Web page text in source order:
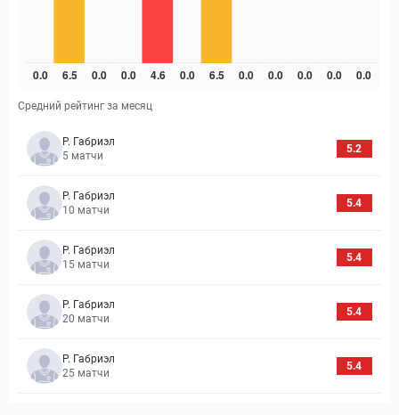
Средний рейтинг за месяц
Р. Габриэл
5 матчи
5.2
Р. Габриэл
10 матчи
5.4
Р. Габриэл
15 матчи
5.4
Р. Габриэл
20 матчи
5.4
Р. Габриэл
25 матчи
5.4